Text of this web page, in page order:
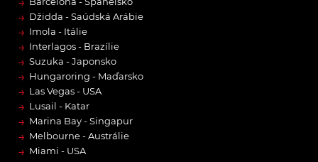
→ Džidda - Saúdská Arábie
→ Imola - Itálie
→ Interlagos - Brazílie
→ Suzuka - Japonsko
→ Hungaroring - Maďarsko
→ Las Vegas - USA
→ Lusail - Katar
→ Marina Bay - Singapur
→ Melbourne - Austrálie
→ Miami - USA